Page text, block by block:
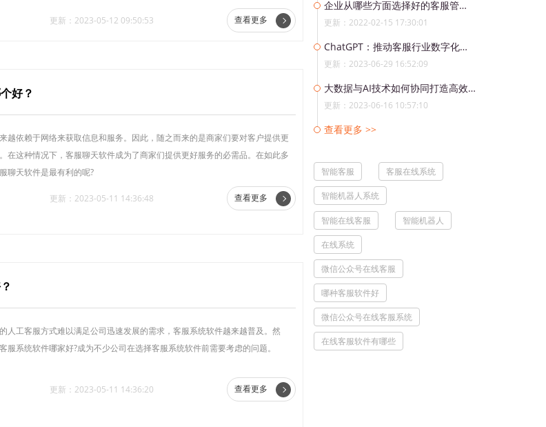
更新：2023-05-12 09:50:53 查看更多
好？
越依赖于网络来获取信息和服务。因此，随之而来的是商家们要对客户提供更
在这种情况下，客服聊天软件成为了商家们提供更好服务的必需品。在如此多
聊天软件是最有利的呢?
更新：2023-05-11 14:36:48 查看更多
人工客服方式难以满足公司迅速发展的需求，客服系统软件越来越普及。然
服系统软件哪家好?成为不少公司在选择客服系统软件前需要考虑的问题。
更新：2023-05-11 14:36:20 查看更多
企业从哪些方面选择好的客服管理软件？
更新：2022-02-15 17:30:01
ChatGPT：推动客服行业数字化转型的AI领跑者
更新：2023-06-29 16:52:09
大数据与AI技术如何协同打造高效客服服务体系
更新：2023-06-16 10:57:10
查看更多 >>
智能客服 客服在线系统
智能机器人系统
智能在线客服 智能机器人
在线系统
微信公众号在线客服
哪种客服软件好
微信公众号在线客服系统
在线客服软件有哪些